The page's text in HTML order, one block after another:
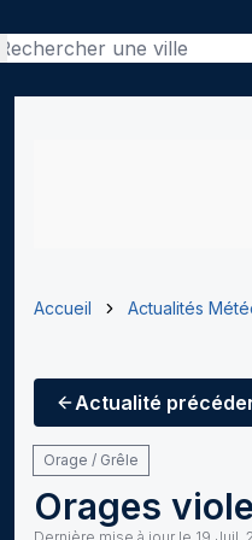
Accueil Actualités
Actualité
Orage / Grêle
Orages